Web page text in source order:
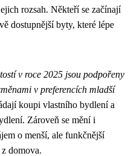
rozsah. Někteří se začínají
dostupnější byty, které lépe
v roce 2025 jsou podpořeny
v preferencích mladší
koupi vlastního bydlení a
Zároveň se mění i
o menší, ale funkčnější
domova.